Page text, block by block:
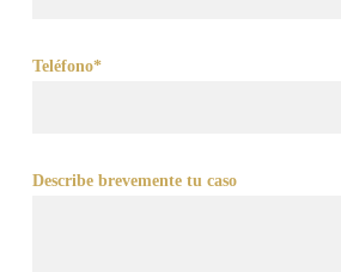
Teléfono*
Describe brevemente tu caso